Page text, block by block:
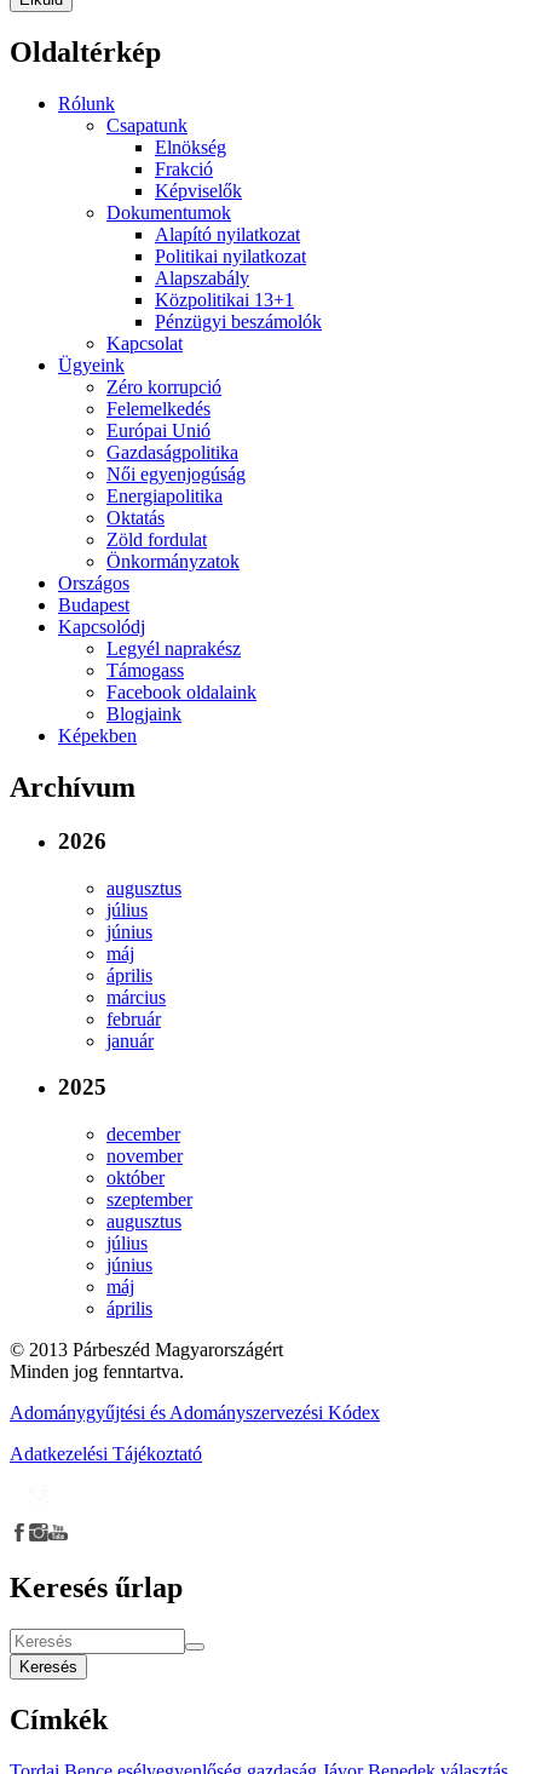
Oldaltérkép
Rólunk
Csapatunk
Elnökség
Frakció
Képviselők
Dokumentumok
Alapító nyilatkozat
Politikai nyilatkozat
Alapszabály
Közpolitikai 13+1
Pénzügyi beszámolók
Kapcsolat
Ügyeink
Zéro korrupció
Felemelkedés
Európai Unió
Gazdaságpolitika
Női egyenjogúság
Energiapolitika
Oktatás
Zöld fordulat
Önkormányzatok
Országos
Budapest
Kapcsolódj
Legyél naprakész
Támogass
Facebook oldalaink
Blogjaink
Képekben
Archívum
2026
augusztus
július
június
máj
április
március
február
január
2025
december
november
október
szeptember
augusztus
július
június
máj
április
© 2013 Párbeszéd Magyarországért
Minden jog fenntartva.
Adománygyűjtési és Adományszervezési Kódex
Adatkezelési Tájékoztató
Keresés űrlap
Keresés
Címkék